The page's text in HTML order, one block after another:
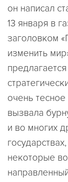
он написал
13 января в
заголовком
изменить
очень тесное
вызвала
и во многих
некоторые